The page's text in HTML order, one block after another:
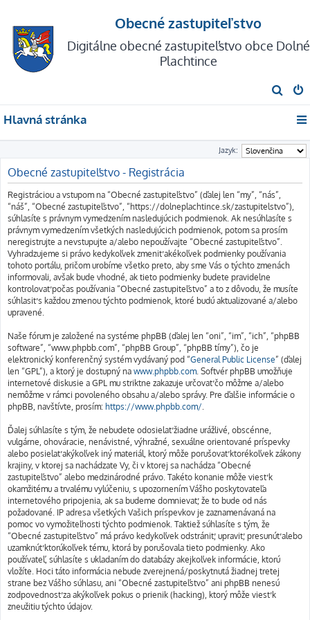
Obecné zastupiteľstvo
Digitálne obecné zastupiteľstvo obce Dolné
Plachtince
ľ
d
a
Hlavná stránka
Jazyk:
Obecné zastupiteľstvo - Registrácia
Registráciou a vstupom na “Obecné zastupiteľstvo” (ďalej len “my”, “nás”,
“náš”, “Obecné zastupiteľstvo”, “https://dolneplachtince.sk/zastupitelstvo”),
súhlasíte s právnym vymedzením nasledujúcich podmienok. Ak nesúhlasíte s
právnym vymedzením všetkých nasledujúcich podmienok, potom sa prosím
neregistrujte a nevstupujte a/alebo nepoužívajte “Obecné zastupiteľstvo”.
Vyhradzujeme si právo kedykoľvek zmeniť akékoľvek podmienky používania
tohoto portálu, pričom urobíme všetko preto, aby sme Vás o týchto zmenách
informovali, avšak bude vhodné, ak tieto podmienky budete pravidelne
kontrolovať počas používania “Obecné zastupiteľstvo” a to z dôvodu, že musíte
súhlasiť s každou zmenou týchto podmienok, ktoré budú aktualizované a/alebo
upravené.
Naše fórum je založené na systéme phpBB (ďalej len “oni”, “im”, “ich”, “phpBB
software”, “www.phpbb.com”, “phpBB Group”, “phpBB tímy”), čo je
elektronický konferenčný systém vydávaný pod “General Public License” (ďalej
len “GPL”), a ktorý je dostupný na www.phpbb.com . Softvér phpBB umožňuje
internetové diskusie a GPL mu striktne zakazuje určovať čo môžme a/alebo
nemôžme v rámci povoleného obsahu a/alebo správy. Pre ďalšie informácie o
phpBB, navštívte, prosím: https://www.phpbb.com/
Ďalej súhlasíte s tým, že nebudete odosielať žiadne urážlivé, obscénne,
vulgárne, ohováracie, nenávistné, výhražné, sexuálne orientované príspevky
alebo posielať akýkoľvek iný materiál, ktorý môže porušovať ktorékoľvek zákony
krajiny, v ktorej sa nachádzate Vy, či v ktorej sa nachádza “Obecné
zastupiteľstvo” alebo medzinárodné právo. Takéto konanie môže viesť k
okamžitému a trvalému vylúčeniu, s upozornením Vášho poskytovateľa
internetového pripojenia, ak sa budeme domnievať, že to bude od nás
požadované. IP adresa všetkých Vašich príspevkov je zaznamenávaná na
pomoc vo vymožiteľnosti týchto podmienok. Taktiež súhlasíte s tým, že
“Obecné zastupiteľstvo” má právo kedykoľvek odstrániť, upraviť, presunúť alebo
uzamknúť ktorúkoľvek tému, ktorá by porušovala tieto podmienky. Ako
používateľ, súhlasíte s ukladaním do databázy akejkoľvek informácie, ktorú
vložíte. Hoci táto informácia nebude zverejnená/poskytnutá žiadnej tretej
strane bez Vášho súhlasu, ani “Obecné zastupiteľstvo” ani phpBB nenesú
zodpovednosť za akýkoľvek pokus o prienik (hacking), ktorý môže viesť k
zneužitiu týchto údajov.